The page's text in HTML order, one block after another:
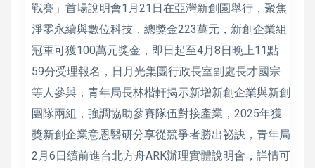
戰賽」首場說明會1月21日在亞灣新創園舉行，聚焦
淨零永續與數位科技，總獎金223萬元，新創企業組
冠軍可獲100萬元獎金，即日起至4月8日晚上11點
59分受理報名，日月光集團行政長室副處長才國宗
等人參與，青年局長林楷軒揭示新增新創企業與新創
團隊兩組，強調協助參賽隊伍對接產業，2025年獲
獎新創企業意恩醫研分享從競爭者勝出祕訣，青年局
2月6日續前進台北方舟ARK辦理實體說明會，詳情可